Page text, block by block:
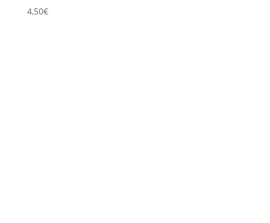
4,50€